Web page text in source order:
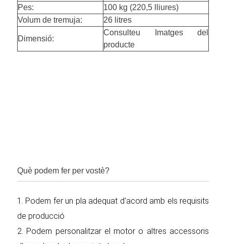
Pes:
100 kg (220,5 lliures)
Volum de tremuja:
26 litres
Dimensió:
Consulteu Imatges del
producte
Què podem fer per vostè?
1. Podem fer un pla adequat d'acord amb els requisits
de producció
2. Podem personalitzar el motor o altres accessoris